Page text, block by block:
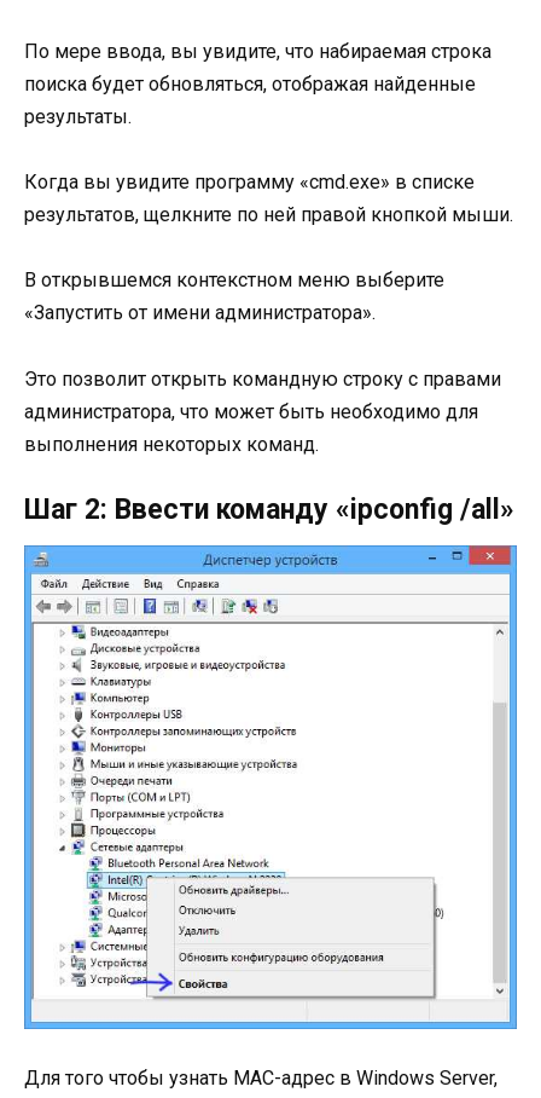
По мере ввода, вы увидите, что набираемая строка
поиска будет обновляться, отображая найденные
результаты.
Когда вы увидите программу «cmd.exe» в списке
результатов, щелкните по ней правой кнопкой мыши.
В открывшемся контекстном меню выберите
«Запустить от имени администратора».
Это позволит открыть командную строку с правами
администратора, что может быть необходимо для
выполнения некоторых команд.
Шаг 2: Ввести команду «ipconfig /all»
Для того чтобы узнать MAC-адрес в Windows Server,